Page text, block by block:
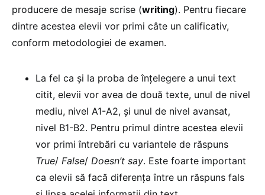
producere de mesaje scrise (writing). Pentru fiecare
dintre acestea elevii vor primi câte un calificativ,
conform metodologiei de examen.
La fel ca și la proba de înțelegere a unui text
citit, elevii vor avea de două texte, unul de nivel
mediu, nivel A1-A2, și unul de nivel avansat,
nivel B1-B2. Pentru primul dintre acestea elevii
vor primi întrebări cu variantele de răspuns
True/ False/ Doesn’t say. Este foarte important
ca elevii să facă diferența între un răspuns fals